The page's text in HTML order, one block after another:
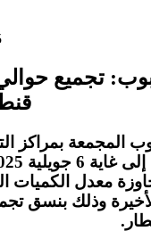
المجمعة بمراكز
2025 حوالي
معدل الكميات
وذلك بنسق
.